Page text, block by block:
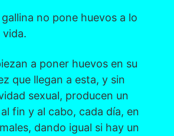
no pone huevos a lo
vida.
a poner huevos en su
que llegan a esta, y sin
sexual, producen un
fin y al cabo, cada día, en
dando igual si hay un